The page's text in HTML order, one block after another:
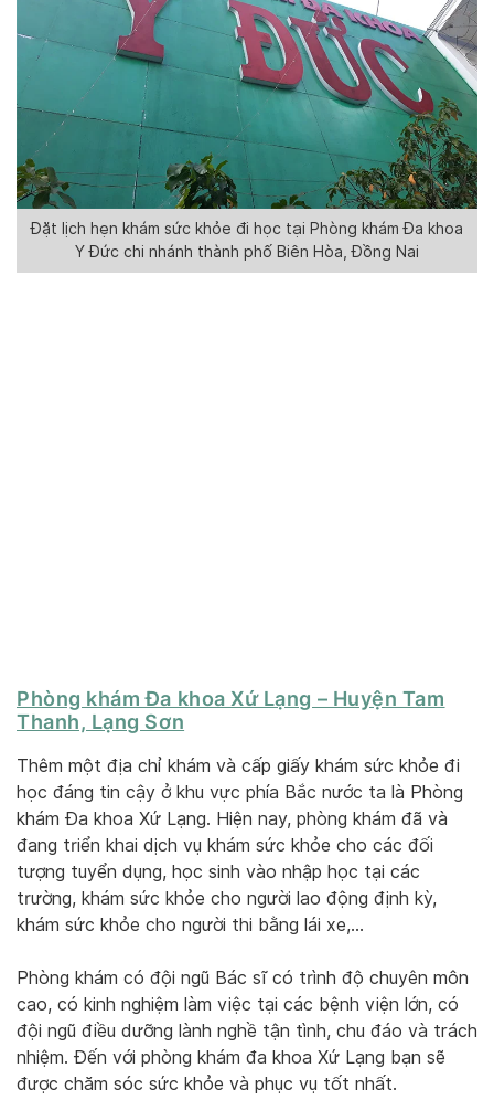
Đặt lịch hẹn khám sức khỏe đi học tại Phòng khám Đa khoa
Y Đức chi nhánh thành phố Biên Hòa, Đồng Nai
Phòng khám Đa khoa Xứ Lạng – Huyện Tam
Thanh, Lạng Sơn
Thêm một địa chỉ khám và cấp giấy khám sức khỏe đi
học đáng tin cậy ở khu vực phía Bắc nước ta là Phòng
khám Đa khoa Xứ Lạng. Hiện nay, phòng khám đã và
đang triển khai dịch vụ khám sức khỏe cho các đối
tượng tuyển dụng, học sinh vào nhập học tại các
trường, khám sức khỏe cho người lao động định kỳ,
khám sức khỏe cho người thi bằng lái xe,…
Phòng khám có đội ngũ Bác sĩ có trình độ chuyên môn
cao, có kinh nghiệm làm việc tại các bệnh viện lớn, có
đội ngũ điều dưỡng lành nghề tận tình, chu đáo và trách
nhiệm. Đến với phòng khám đa khoa Xứ Lạng bạn sẽ
được chăm sóc sức khỏe và phục vụ tốt nhất.